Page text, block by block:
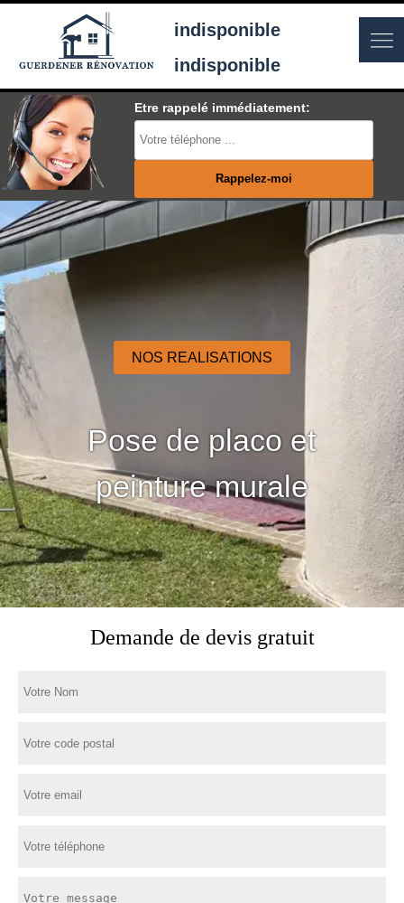
indisponible
indisponible
Etre rappelé immédiatement:
NOS REALISATIONS
Pose de placo et
peinture murale
Demande de devis gratuit